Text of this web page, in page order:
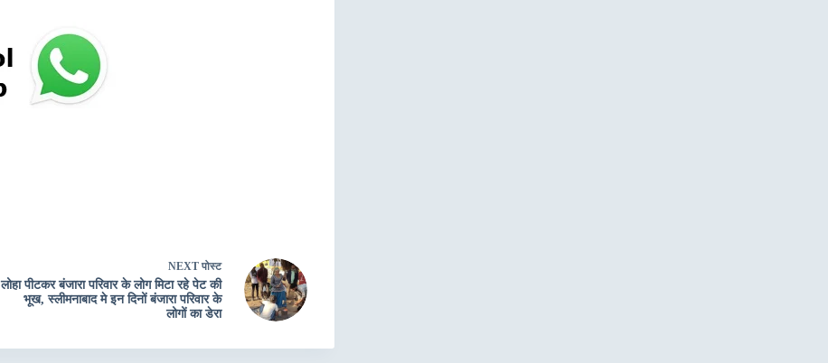
NEXT पोस्ट
लोहा पीटकर बंजारा परिवार के लोग मिटा रहे पेट की
भूख, स्लीमनाबाद मे इन दिनों बंजारा परिवार के
लोगों का डेरा